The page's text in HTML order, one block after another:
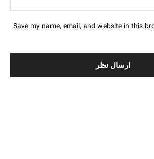
Save my name, email, and website in this